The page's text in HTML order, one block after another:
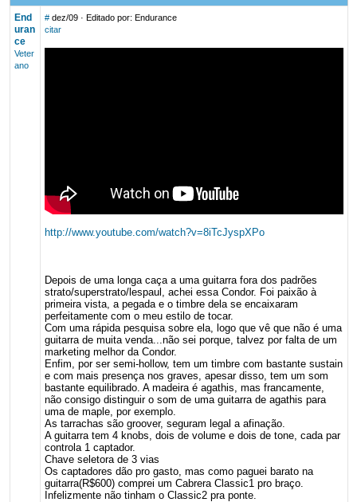
End
uran
ce
Veter
ano
# dez/09· Editado por: Endurance
citar
http://www.youtube.com/watch?v=8iTcJyspXPo
Depois de uma longa caça a uma guitarra fora dos padrões
strato/superstrato/lespaul, achei essa Condor. Foi paixão à
primeira vista, a pegada e o timbre dela se encaixaram
perfeitamente com o meu estilo de tocar.
Com uma rápida pesquisa sobre ela, logo que vê que não é uma
guitarra de muita venda...não sei porque, talvez por falta de um
marketing melhor da Condor.
Enfim, por ser semi-hollow, tem um timbre com bastante sustain
e com mais presença nos graves, apesar disso, tem um som
bastante equilibrado. A madeira é agathis, mas francamente,
não consigo distinguir o som de uma guitarra de agathis para
uma de maple, por exemplo.
As tarrachas são groover, seguram legal a afinação.
A guitarra tem 4 knobs, dois de volume e dois de tone, cada par
controla 1 captador.
Chave seletora de 3 vias
Os captadores dão pro gasto, mas como paguei barato na
guitarra(R$600) comprei um Cabrera Classic1 pro braço.
Infelizmente não tinham o Classic2 pra ponte.